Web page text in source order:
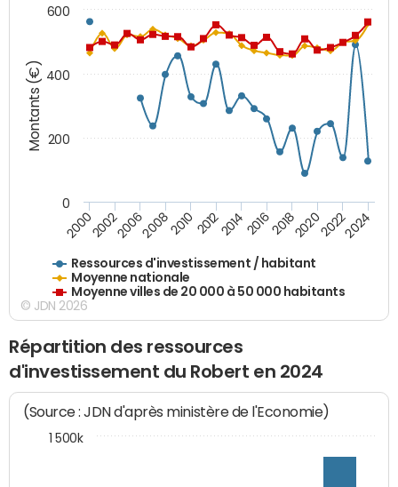
Montants (€)
Ressources d'investissement / habitant
Moyenne nationale
Moyenne villes de 20 000 à 50 000 habitants
20002002200620082010 2012201420162018202020222024
0
200
400
600
© JDN 2026
Répartition des ressources
d'investissement du Robert en 2024
(Source : JDN d'après ministère de l'Economie)
1 500k